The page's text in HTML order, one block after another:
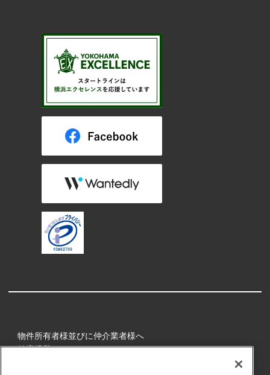
物件所有者様並びに仲介業者様へ
健康経営